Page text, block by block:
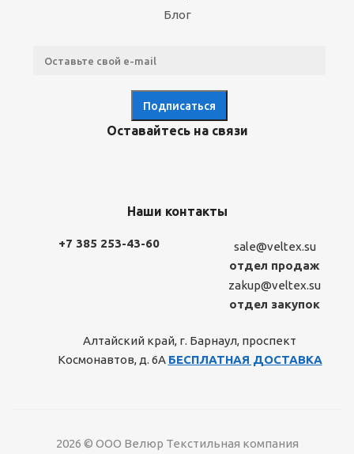
Блог
Оставайтесь на связи
Наши контакты
+7 385 253-43-60
sale@veltex.su
отдел продаж
zakup@veltex.su
отдел закупок
Алтайский край, г. Барнаул, проспект
Космонавтов, д. 6А БЕСПЛАТНАЯ ДОСТАВКА
2026 © ООО Велюр Текстильная компания